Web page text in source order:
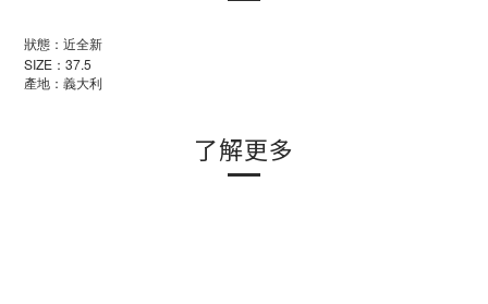
狀態：近全新
SIZE：37.5
產地：義大利
了解更多